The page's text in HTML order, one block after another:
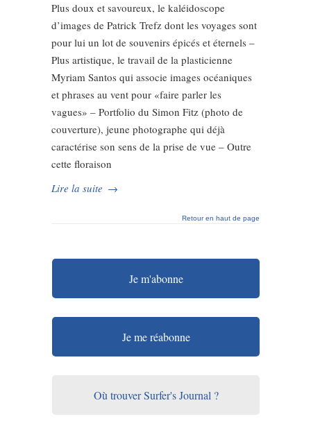
Plus doux et savoureux, le kaléidoscope
d’images de Patrick Trefz dont les voyages sont
pour lui un lot de souvenirs épicés et éternels –
Plus artistique, le travail de la plasticienne
Myriam Santos qui associe images océaniques
et phrases au vent pour «faire parler les
vagues» – Portfolio du Simon Fitz (photo de
couverture), jeune photographe qui déjà
caractérise son sens de la prise de vue – Outre
cette floraison
Lire la suite →
Retour en haut de page
Je m'abonne
Je me réabonne
Où trouver Surfer's Journal ?